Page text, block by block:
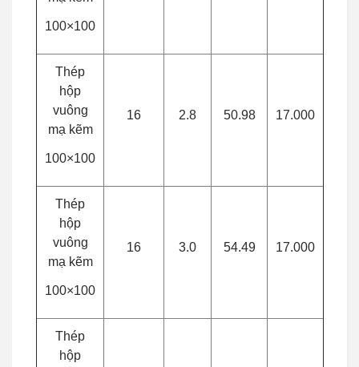
100×100
Thép
hộp
vuông
mạ kẽm
100×100
16 2.8 50.98 17.000
Thép
hộp
vuông
mạ kẽm
100×100
16 3.0 54.49 17.000
Thép
hộp